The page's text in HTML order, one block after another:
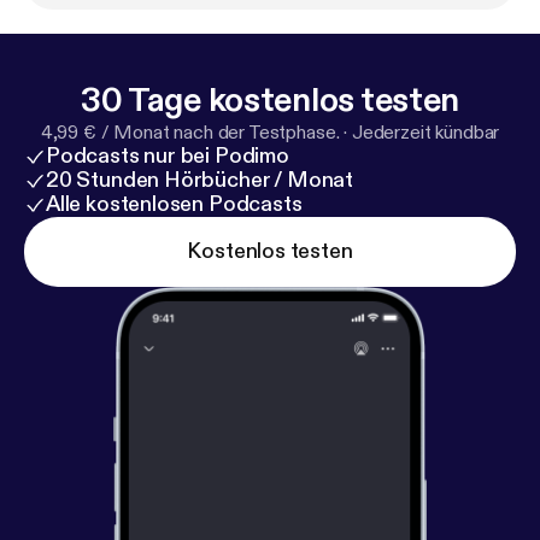
30 Tage kostenlos testen
4,99 € / Monat nach der Testphase. · Jederzeit kündbar
Podcasts nur bei Podimo
20 Stunden Hörbücher / Monat
Alle kostenlosen Podcasts
Kostenlos testen